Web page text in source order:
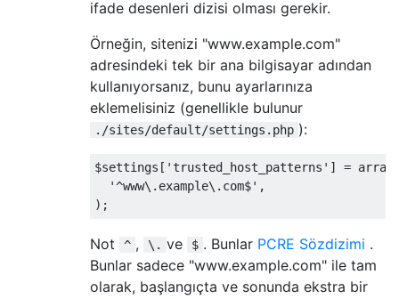
ifade desenleri dizisi olması gerekir.
Örneğin, sitenizi "www.example.com"
adresindeki tek bir ana bilgisayar adından
kullanıyorsanız, bunu ayarlarınıza
eklemelisiniz (genellikle bulunur
./sites/default/settings.php ):
$settings [ 'trusted_host_patterns' ] = array
'^www\.example\.com$' ,
);
Not ^ , \. ve $ . Bunlar PCRE Sözdizimi .
Bunlar sadece "www.example.com" ile tam
olarak, başlangıçta ve sonunda ekstra bir